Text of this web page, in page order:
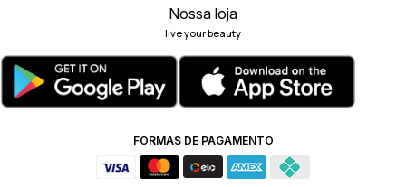
Nossa loja
live your beauty
FORMAS DE PAGAMENTO